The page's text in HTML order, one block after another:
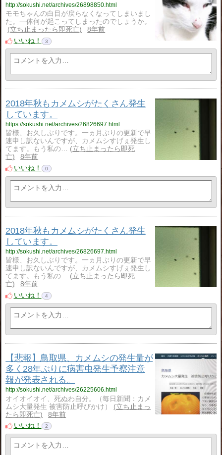
http://sokushi.net/archives/26898850.html
モモちゃんの白目が戻らなくなってしまいまし
た。一体何が起こってしまったのでしょうか。
立ち止まったら即死亡
8年前
いいね！
3
2018年秋もカメムシがたくさん発生
しています。
https://sokushi.net/archives/26826697.html
皆様、お久しぶりです。一ヵ月ぶりの更新で早
速申し訳ないんですが、カメムシすげぇ発生し
てます。もう私の…
立ち止まったら即死
亡
8年前
いいね！
0
2018年秋もカメムシがたくさん発生
しています。
http://sokushi.net/archives/26826697.html
皆様、お久しぶりです。一ヵ月ぶりの更新で早
速申し訳ないんですが、カメムシすげぇ発生し
てます。もう私の…
立ち止まったら即死
亡
8年前
いいね！
4
【悲報】鳥取県、カメムシの発生量が
多く28年ぶりに病害虫発生予察注意
報が発表される。
http://sokushi.net/archives/26225606.html
オイオイオイ、死ぬわ自分。（毎日新聞：カメ
ムシ大量発生 被害防止呼びかけ）
立ち止まっ
たら即死亡
8年前
いいね！
2